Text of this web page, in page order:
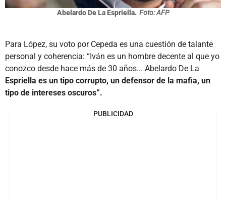
Abelardo De La Espriella. Foto: AFP
Para López, su voto por Cepeda es una cuestión de talante
personal y coherencia: “Iván es un hombre decente al que yo
conozco desde hace más de 30 años... Abelardo De La
Espriella es un tipo corrupto, un defensor de la mafia, un
tipo de intereses oscuros”.
PUBLICIDAD